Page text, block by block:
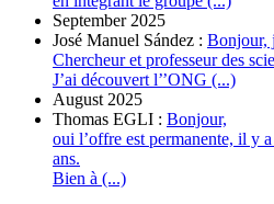
September 2025
José Manuel Sández : Bonjour,
Chercheur et professeur des
J’ai découvert l’’ONG (...)
August 2025
Thomas EGLI : Bonjour,
oui l’offre est permanente, il y
ans.
Bien à (...)